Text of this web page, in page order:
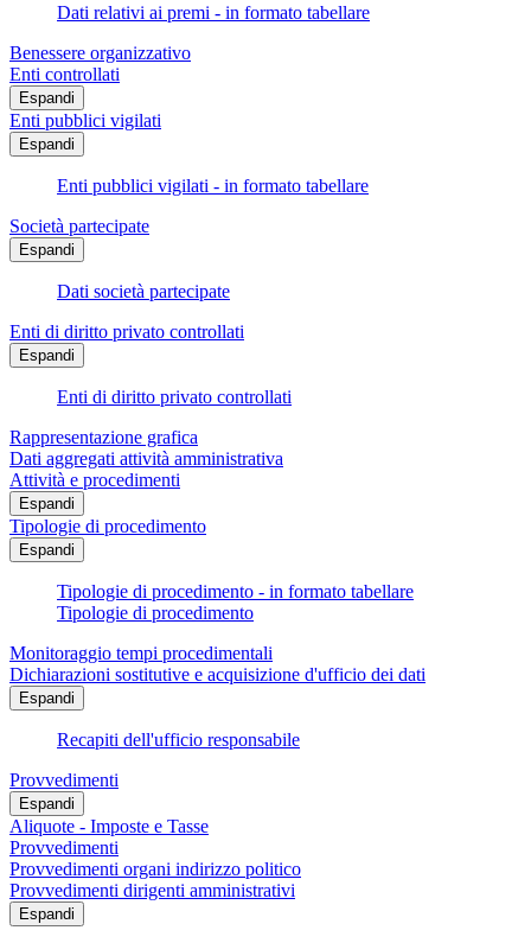
Dati relativi ai premi - in formato tabellare
Benessere organizzativo
Enti controllati
Espandi
Enti pubblici vigilati
Espandi
Enti pubblici vigilati - in formato tabellare
Società partecipate
Espandi
Dati società partecipate
Enti di diritto privato controllati
Espandi
Enti di diritto privato controllati
Rappresentazione grafica
Dati aggregati attività amministrativa
Attività e procedimenti
Espandi
Tipologie di procedimento
Espandi
Tipologie di procedimento - in formato tabellare
Tipologie di procedimento
Monitoraggio tempi procedimentali
Dichiarazioni sostitutive e acquisizione d'ufficio dei dati
Espandi
Recapiti dell'ufficio responsabile
Provvedimenti
Espandi
Aliquote - Imposte e Tasse
Provvedimenti
Provvedimenti organi indirizzo politico
Provvedimenti dirigenti amministrativi
Espandi